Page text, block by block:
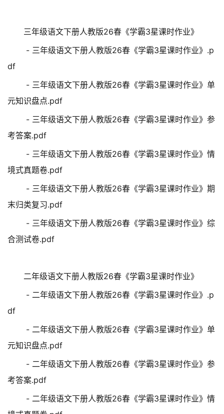
三年级语文下册人教版26春《学霸3星课时作业》
- 三年级语文下册人教版26春《学霸3星课时作业》.p
df
- 三年级语文下册人教版26春《学霸3星课时作业》单
元知识盘点.pdf
- 三年级语文下册人教版26春《学霸3星课时作业》参
考答案.pdf
- 三年级语文下册人教版26春《学霸3星课时作业》情
境式真题卷.pdf
- 三年级语文下册人教版26春《学霸3星课时作业》期
末归类复习.pdf
- 三年级语文下册人教版26春《学霸3星课时作业》综
合测试卷.pdf
二年级语文下册人教版26春《学霸3星课时作业》
- 二年级语文下册人教版26春《学霸3星课时作业》.p
df
- 二年级语文下册人教版26春《学霸3星课时作业》单
元知识盘点.pdf
- 二年级语文下册人教版26春《学霸3星课时作业》参
考答案.pdf
- 二年级语文下册人教版26春《学霸3星课时作业》情